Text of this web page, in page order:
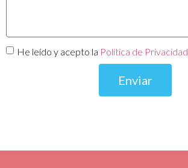
He leído y acepto la Política de Privacidad
Enviar